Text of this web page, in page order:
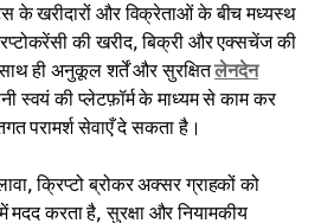
के खरीदारों और विक्रेताओं के बीच मध्यस्थ
की खरीद, बिक्री और एक्सचेंज की
ही अनुकूल शर्तें और सुरक्षितलेनदेन
स्वयं की प्लेटफ़ॉर्म के माध्यम से काम कर
परामर्श सेवाएँ दे सकता है।
क्रिप्टो ब्रोकर अक्सर ग्राहकों को
करता है, सुरक्षा और नियामकीय